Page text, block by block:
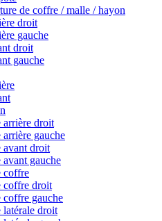
de coffre / malle / hayon
droit
gauche
droit
gauche
arrière droit
gauche
avant droit
gauche
coffre
coffre droit
coffre gauche
latérale droit